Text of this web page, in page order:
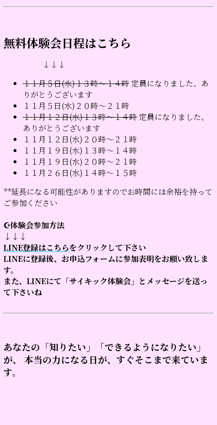
無料体験会日程はこちら
↓↓↓
１１月５日(水)１３時～１４時定員になりました、あ
りがとうございます
１１月５日(水)２０時～２１時
１１月１２日(水)１３時～１４時定員になりました、
ありがとうございます
１１月１２日(水)２０時～２１時
１１月１９日(水)１３時～１４時
１１月１９日(水)２０時～２１時
１１月２６日(水)１４時～１５時
**延長になる可能性がありますのでお時間には余裕を持って
ご参加ください
☪体験会参加方法
↓↓↓
LINE登録はこちらをクリックして下さい
LINEに登録後、お申込フォームに参加表明をお願い致しま
す。
また、LINEにて「サイキック体験会」とメッセージを送っ
て下さいね
あなたの「知りたい」「できるようになりたい」
が、 本当の力になる日が、すぐそこまで来ていま
す。